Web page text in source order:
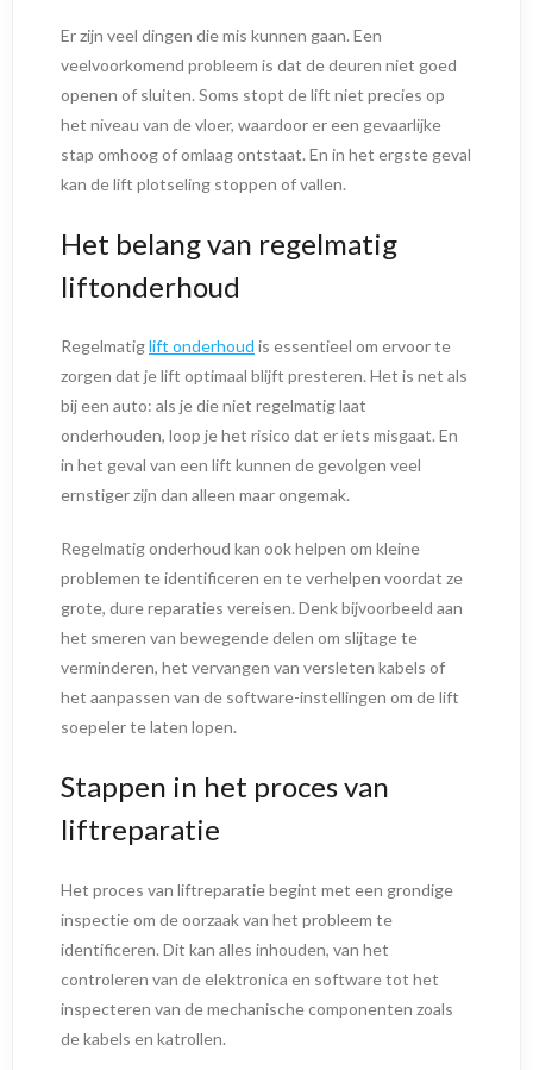
Er zijn veel dingen die mis kunnen gaan. Een
veelvoorkomend probleem is dat de deuren niet goed
openen of sluiten. Soms stopt de lift niet precies op
het niveau van de vloer, waardoor er een gevaarlijke
stap omhoog of omlaag ontstaat. En in het ergste geval
kan de lift plotseling stoppen of vallen.
Het belang van regelmatig
liftonderhoud
Regelmatiglift onderhoud is essentieel om ervoor te
zorgen dat je lift optimaal blijft presteren. Het is net als
bij een auto: als je die niet regelmatig laat
onderhouden, loop je het risico dat er iets misgaat. En
in het geval van een lift kunnen de gevolgen veel
ernstiger zijn dan alleen maar ongemak.
Regelmatig onderhoud kan ook helpen om kleine
problemen te identificeren en te verhelpen voordat ze
grote, dure reparaties vereisen. Denk bijvoorbeeld aan
het smeren van bewegende delen om slijtage te
verminderen, het vervangen van versleten kabels of
het aanpassen van de software-instellingen om de lift
soepeler te laten lopen.
Stappen in het proces van
liftreparatie
Het proces van liftreparatie begint met een grondige
inspectie om de oorzaak van het probleem te
identificeren. Dit kan alles inhouden, van het
controleren van de elektronica en software tot het
inspecteren van de mechanische componenten zoals
de kabels en katrollen.